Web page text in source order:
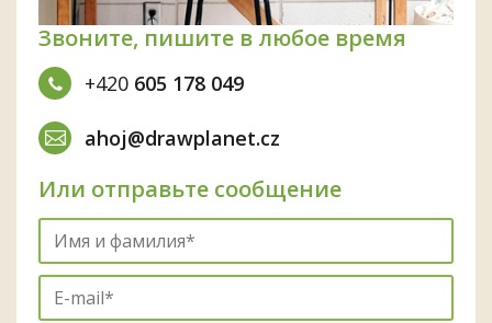
Звоните, пишите в любое время
+420 605 178 049
ahoj@drawplanet.cz
Или отправьте сообщение